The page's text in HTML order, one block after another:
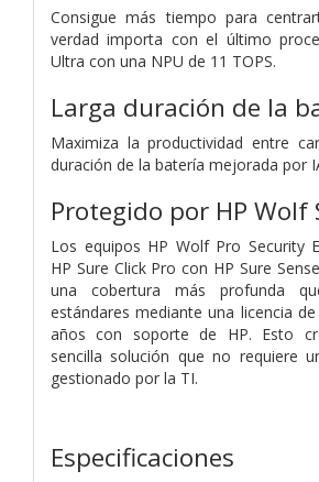
Consigue más tiempo para
verdad importa con el último
Ultra con una NPU de 11 TOPS.
Larga duración de la
Maximiza la productividad entre
duración de la batería mejorada por
Protegido por HP Wolf
Los equipos HP Wolf Pro Security
HP Sure Click Pro con HP Sure
una cobertura más profunda
estándares mediante una licencia
años con soporte de HP. Esto
sencilla solución que no requiere
gestionado por la TI.
Especificaciones